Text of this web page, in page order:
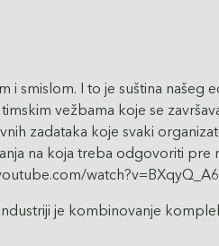
i smislom. I to je suština
vežbama koje se
zadataka koje svaki
na koja treba odgovoriti
je kombinovanje